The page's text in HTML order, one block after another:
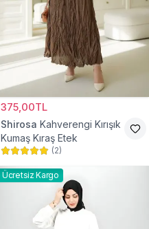
375,00TL
Shirosa Kahverengi Kırışık
Kumaş Kıraş Etek
(2)
Ücretsiz Kargo